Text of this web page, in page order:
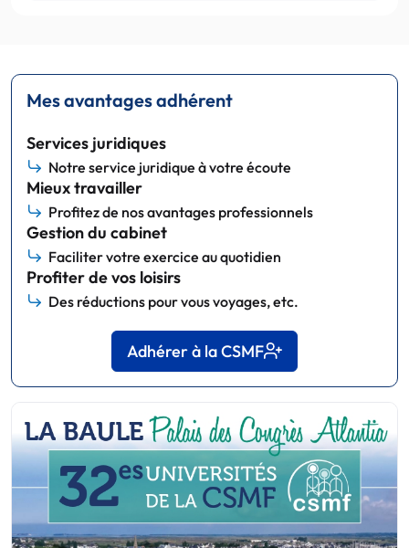
Mes avantages adhérent
Services juridiques
Notre service juridique à votre écoute
Mieux travailler
Profitez de nos avantages professionnels
Gestion du cabinet
Faciliter votre exercice au quotidien
Profiter de vos loisirs
Des réductions pour vous voyages, etc.
Adhérer à la CSMF